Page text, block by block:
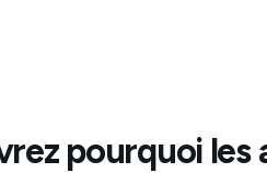
pourquoi les